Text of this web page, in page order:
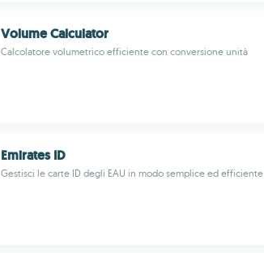
Volume Calculator
Calcolatore volumetrico efficiente con conversione unità
Emirates ID
Gestisci le carte ID degli EAU in modo semplice ed efficiente